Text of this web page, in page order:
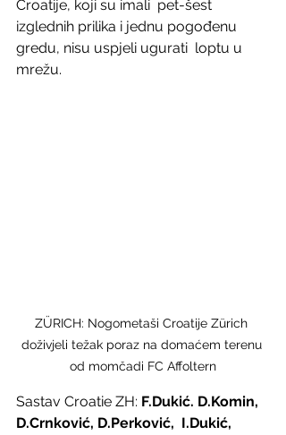
Croatije, koji su imali  pet-šest
izglednih prilika i jednu pogođenu
gredu, nisu uspjeli ugurati  loptu u
mrežu.
ZÜRICH: Nogometaši Croatije Zürich
doživjeli težak poraz na domaćem terenu
od momčadi FC Affoltern
Sastav Croatie ZH: F.Dukić. D.Komin,
D.Crnković, D.Perković,  I.Dukić,